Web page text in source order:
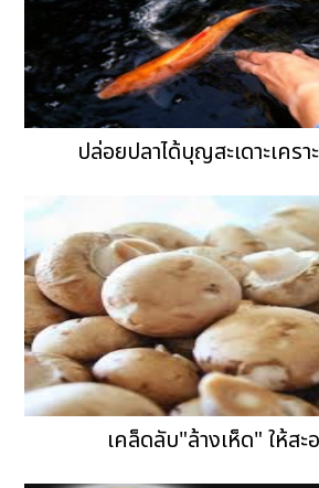
ปล่อยปลาได้บุญสะเดาะเคร
เคล็ดลับ"ล้างเห็ด" ให้สะ